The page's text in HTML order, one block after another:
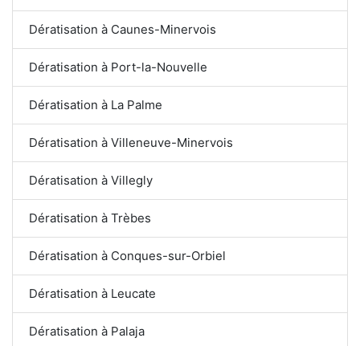
Dératisation à Caunes-Minervois
Dératisation à Port-la-Nouvelle
Dératisation à La Palme
Dératisation à Villeneuve-Minervois
Dératisation à Villegly
Dératisation à Trèbes
Dératisation à Conques-sur-Orbiel
Dératisation à Leucate
Dératisation à Palaja